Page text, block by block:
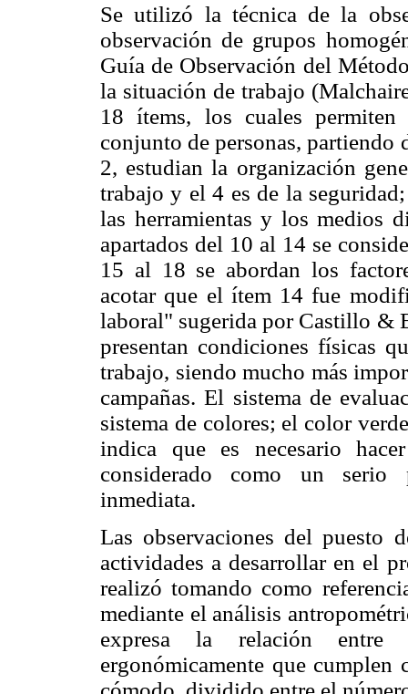
Se utilizó la técnica de la
observación de grupos
Guía de Observación del
la situación de trabajo
18 ítems, los cuales
conjunto de personas,
2, estudian la organización
trabajo y el 4 es de la
las herramientas y los medios
apartados del 10 al 14 se
15 al 18 se abordan los
acotar que el ítem 14 fue
laboral" sugerida por Castillo &
presentan condiciones físicas
trabajo, siendo mucho más
campañas. El sistema de
sistema de colores; el color
indica que es necesario
considerado como un serio
inmediata.
Las observaciones del puesto
actividades a desarrollar en el
realizó tomando como
mediante el análisis
expresa la relación entre
ergonómicamente que